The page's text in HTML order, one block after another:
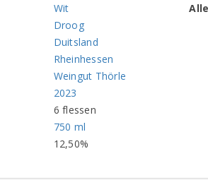
Wit
Droog
Duitsland
Rheinhessen
Weingut Thörle
2023
6 flessen
750 ml
12,50%